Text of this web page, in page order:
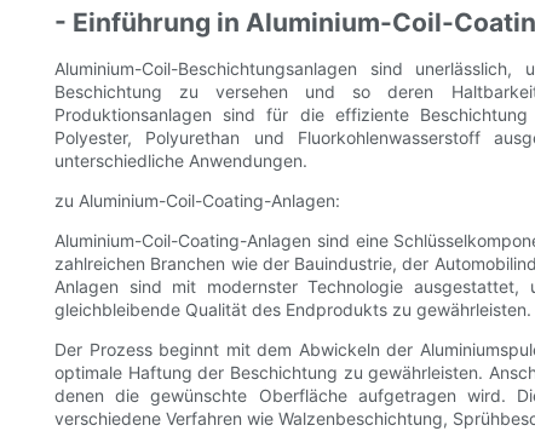
- Einführung in Aluminium-Coil-
Aluminium-Coil-Beschichtungsanlagen sind
Beschichtung zu versehen und so deren
Produktionsanlagen sind für die effiziente
Polyester, Polyurethan und Fluorkohlenwasserstoff
unterschiedliche Anwendungen.
zu Aluminium-Coil-Coating-Anlagen:
Aluminium-Coil-Coating-Anlagen sind eine
zahlreichen Branchen wie der Bauindustrie, der
Anlagen sind mit modernster Technologie
gleichbleibende Qualität des Endprodukts zu gewährleisten.
Der Prozess beginnt mit dem Abwickeln der
optimale Haftung der Beschichtung zu gewährleisten.
denen die gewünschte Oberfläche aufgetragen wird.
verschiedene Verfahren wie Walzenbeschichtung,